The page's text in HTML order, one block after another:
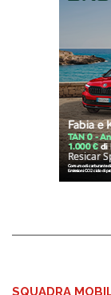
SQUADRA